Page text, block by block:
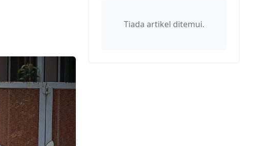
Tiada artikel ditemui.